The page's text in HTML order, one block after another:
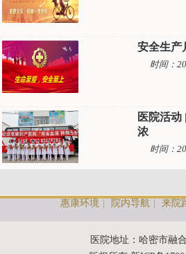
安全生产
时间：
医院活动
浓
时间：
惠康环境 | 院内导航 | 来院
医院地址：哈密市融